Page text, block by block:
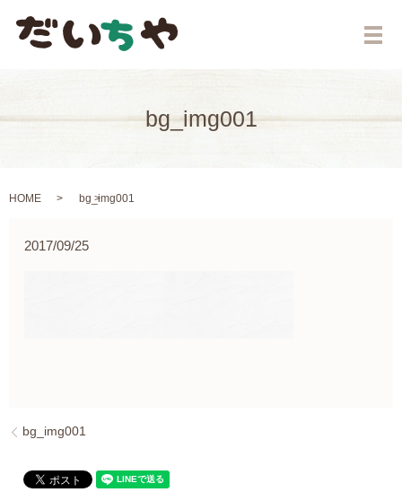
メ
bg_img001
HOME bg_img001
2017/09/25
bg_img001